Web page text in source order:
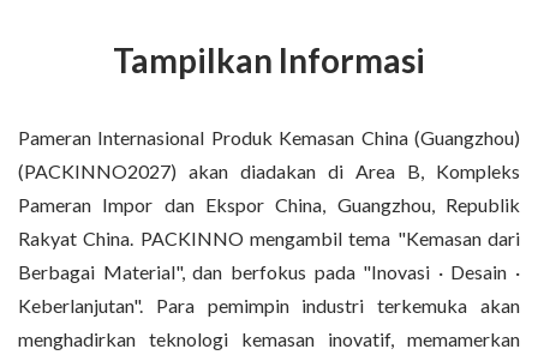
Tampilkan Informasi
Pameran Internasional Produk Kemasan China (Guangzhou)
(PACKINNO2027) akan diadakan di Area B, Kompleks
Pameran Impor dan Ekspor China, Guangzhou, Republik
Rakyat China. PACKINNO mengambil tema "Kemasan dari
Berbagai Material", dan berfokus pada "Inovasi · Desain ·
Keberlanjutan". Para pemimpin industri terkemuka akan
menghadirkan teknologi kemasan inovatif, memamerkan